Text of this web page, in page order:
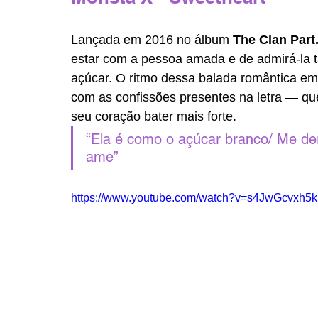
Lançada em 2016 no álbum The Clan
estar com a pessoa amada e de admirá-
açúcar. O ritmo dessa balada romântica
com as confissões presentes na letra —
seu coração bater mais forte.
“Ela é como o açúcar branco/ Me
ame”
https://www.youtube.com/watch?v=s4JwGcvxh5k